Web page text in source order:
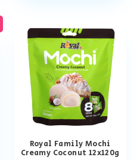
Royal Family Mochi
Creamy Coconut 12x120g